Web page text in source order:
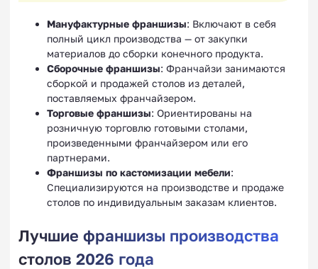
Мануфактурные франшизы: Включают в себя
полный цикл производства — от закупки
материалов до сборки конечного продукта.
Сборочные франшизы: Франчайзи занимаются
сборкой и продажей столов из деталей,
поставляемых франчайзером.
Торговые франшизы: Ориентированы на
розничную торговлю готовыми столами,
произведенными франчайзером или его
партнерами.
Франшизы по кастомизации мебели:
Специализируются на производстве и продаже
столов по индивидуальным заказам клиентов.
Лучшие франшизы производства
столов 2026 года